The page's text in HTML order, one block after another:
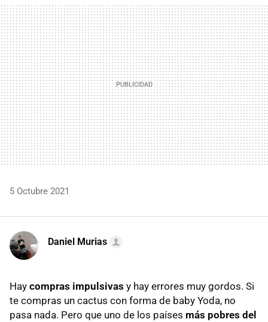
MAIL
5 Octubre 2021
Daniel Murias
Hay compras impulsivas y hay errores muy gordos. Si
te compras un cactus con forma de baby Yoda, no
pasa nada. Pero que uno de los países más pobres del